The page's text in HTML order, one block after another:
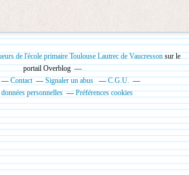
de l'école primaire Toulouse Lautrec de Vaucressonsur le
portail Overblog
Contact Signaler un abus
C.G.U.
personnelles
Préférences cookies